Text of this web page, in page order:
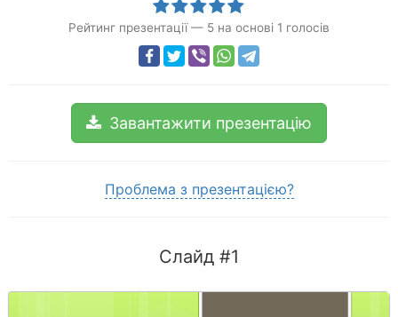
Рейтинг презентації — 5 на основі 1 голосів
Завантажити презентацію
Проблема з презентацією?
Слайд #1